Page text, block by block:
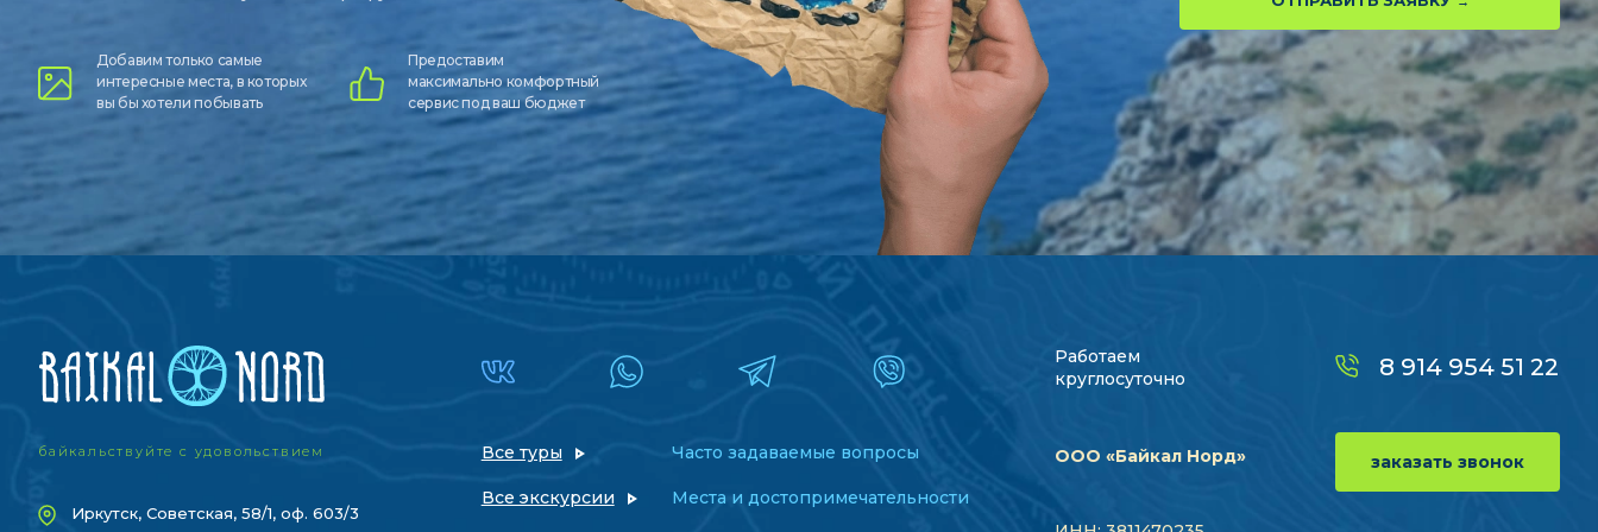
Добавим только самые
интересные места, в которых
вы бы хотели побывать
Предоставим
максимально комфортный
сервис под ваш бюджет
байкальствуйте с удовольствием
Иркутск, Советская, 58/1, оф. 603/3
Все туры
Все экскурсии
Часто задаваемые вопросы
Места и достопримечательности
Работаем
круглосуточно
ООО «Байкал Норд»
8 914 954 51 22
заказать звонок